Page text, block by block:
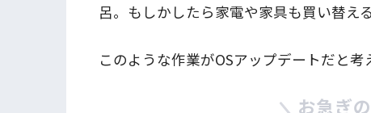
呂。もしかしたら家電や家具も買い替え
このような作業がOSアップデートだと考
お急ぎ